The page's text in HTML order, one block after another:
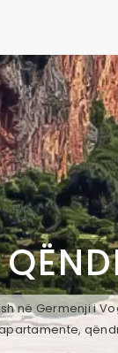
në Germenji i